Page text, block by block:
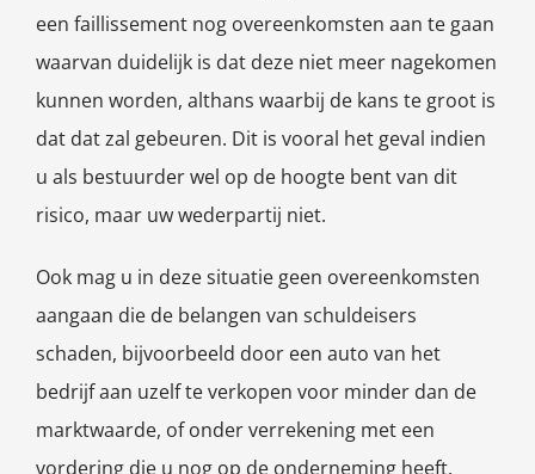
een faillissement nog overeenkomsten aan te gaan
waarvan duidelijk is dat deze niet meer nagekomen
kunnen worden, althans waarbij de kans te groot is
dat dat zal gebeuren. Dit is vooral het geval indien
u als bestuurder wel op de hoogte bent van dit
risico, maar uw wederpartij niet.
Ook mag u in deze situatie geen overeenkomsten
aangaan die de belangen van schuldeisers
schaden, bijvoorbeeld door een auto van het
bedrijf aan uzelf te verkopen voor minder dan de
marktwaarde, of onder verrekening met een
vordering die u nog op de onderneming heeft.